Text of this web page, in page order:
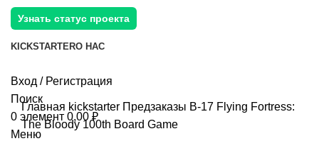
Узнать статус проекта
KICKSTARTERО НАС
Вход / Регистрация
Поиск
0 элемент 0,00 ₽
Меню
Главная kickstarter Предзаказы B-17 Flying Fortress:
The Bloody 100th Board Game